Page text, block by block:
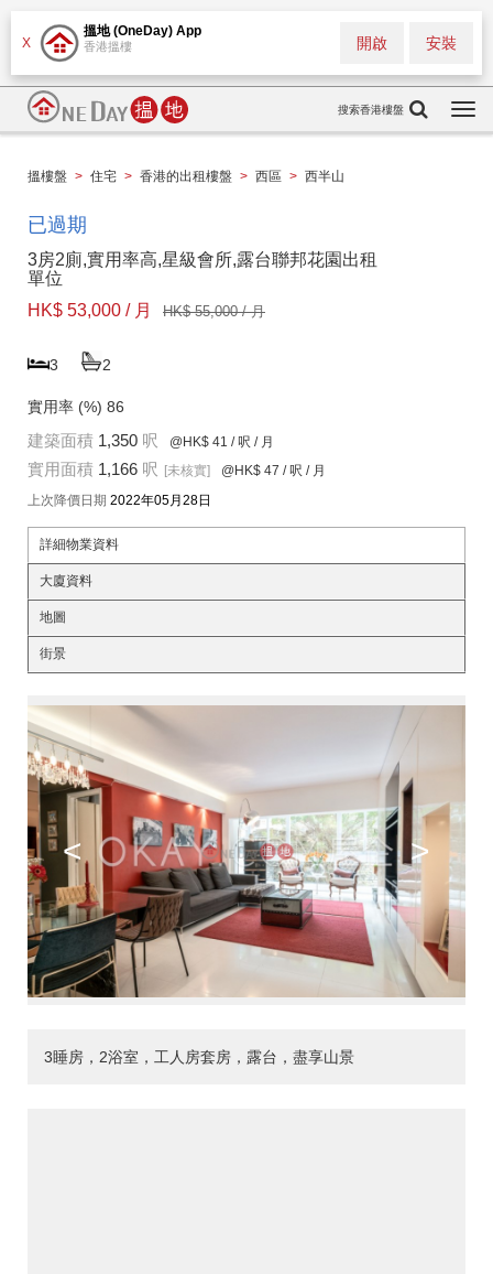
X
搵地 (OneDay) App
香港搵樓 安裝
開啟
搜索香港樓盤
搵樓盤 > 住宅 > 香港的出租樓盤 > 西區 > 西半山
已過期
3房2廁,實用率高,星級會所,露台聯邦花園出租
單位
HK$ 53,000 / 月
HK$ 55,000 / 月
3 2
實用率 (%) 86
建築面積 1,350 呎 @HK$ 41 / 呎 / 月
實用面積 1,166 呎 [未核實] @HK$ 47 / 呎 / 月
上次降價日期 2022年05月28日
詳細物業資料
大廈資料
地圖
街景
< >
3睡房，2浴室，工人房套房，露台，盡享山景